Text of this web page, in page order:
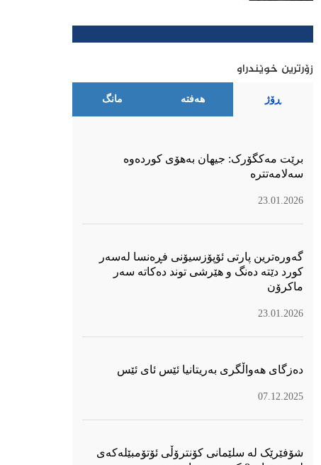
زۆرترین خوێندراو
ڕۆژ هەفتە مانگ
برێت مەکگۆرک: جیهان بەهۆی کوردەوە
سەلامەتترە
23.01.2026
گەورەترین پارتی ئۆپۆزسیۆنی فڕەنسا لەسەر
كورد دێتە دەنگ و هێرشی توند دەكاتە سەر
ماكرۆن
23.01.2026
دەزگای هەواڵگری بەریتانیا ئێس ئای ئێس
07.12.2025
شۆفێرێک لە سلێمانی کۆنترۆڵی ئۆتۆمبێلەکەی